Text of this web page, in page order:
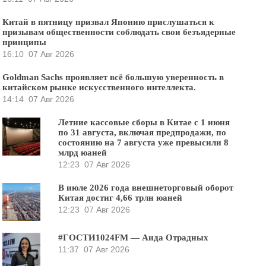
Китай в пятницу призвал Японию прислушаться к
призывам общественности соблюдать свои безъядерные
принципы
16:10 07 Авг 2026
Goldman Sachs проявляет всё большую уверенность в
китайском рынке искусственного интеллекта.
14:14 07 Авг 2026
Летние кассовые сборы в Китае с 1 июня
по 31 августа, включая предпродажи, по
состоянию на 7 августа уже превысили 8
млрд юаней
12:23 07 Авг 2026
В июле 2026 года внешнеторговый оборот
Китая достиг 4,66 трлн юаней
12:23 07 Авг 2026
#ГОСТИ1024FM — Аида Отрадных
11:37 07 Авг 2026